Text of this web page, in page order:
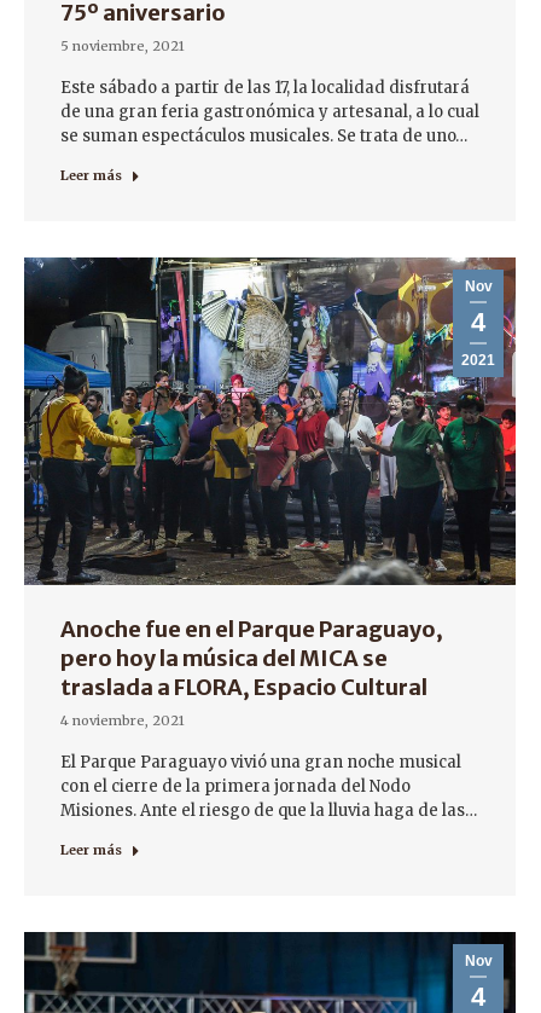
75º aniversario
5 noviembre, 2021
Este sábado a partir de las 17, la localidad disfrutará
de una gran feria gastronómica y artesanal, a lo cual
se suman espectáculos musicales. Se trata de uno…
Leer más
Nov
4
2021
Anoche fue en el Parque Paraguayo,
pero hoy la música del MICA se
traslada a FLORA, Espacio Cultural
4 noviembre, 2021
El Parque Paraguayo vivió una gran noche musical
con el cierre de la primera jornada del Nodo
Misiones. Ante el riesgo de que la lluvia haga de las…
Leer más
Nov
4